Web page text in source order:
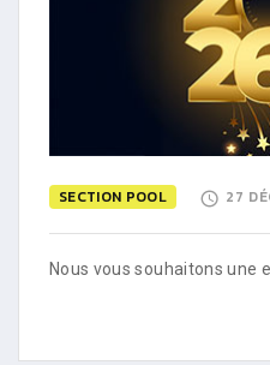
SECTION POOL 27
Nous vous souhaitons une